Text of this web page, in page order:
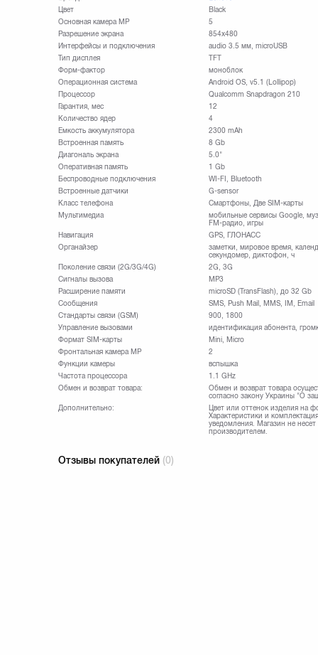
Цвет
Black
Основная камера МР
5
Разрешение экрана
854x480
Интерфейсы и подключения
audio 3.5 мм, microUSB
Тип дисплея
TFT
Форм-фактор
моноблок
Операционная система
Android OS, v5.1 (Lollipop)
Процессор
Qualcomm Snapdragon 210
Гарантия, мес
12
Количество ядер
4
Емкость аккумулятора
2300 mAh
Встроенная память
8 Gb
Диагональ экрана
5.0"
Оперативная память
1 Gb
Беспроводные подключения
WI-FI, Bluetooth
Встроенные датчики
G-sensor
Класс телефона
Смартфоны, Две SIM-карты
Мультимедиа
мобильные сервисы Google,
FM-радио, игры
Навигация
GPS, ГЛОНАСС
Органайзер
заметки, мировое время,
секундомер, диктофон, ч
Поколение связи (2G/3G/4G)
2G, 3G
Сигналы вызова
MP3
Расширение памяти
microSD (TransFlash), до 32 Gb
Сообщения
SMS, Push Mail, MMS, IM, Email
Стандарты связи (GSM)
900, 1800
Управление вызовами
идентификация абонента,
Формат SIM-карты
Mini, Micro
Фронтальная камера МР
2
Функции камеры
вспышка
Частота процессора
1.1 GHz
Обмен и возврат товара:
Обмен и возврат товара
согласно закону Украины "О
Дополнительно:
Цвет или оттенок изделия на
Характеристики и
уведомления. Магазин не
производителем.
Отзывы покупателей (0)